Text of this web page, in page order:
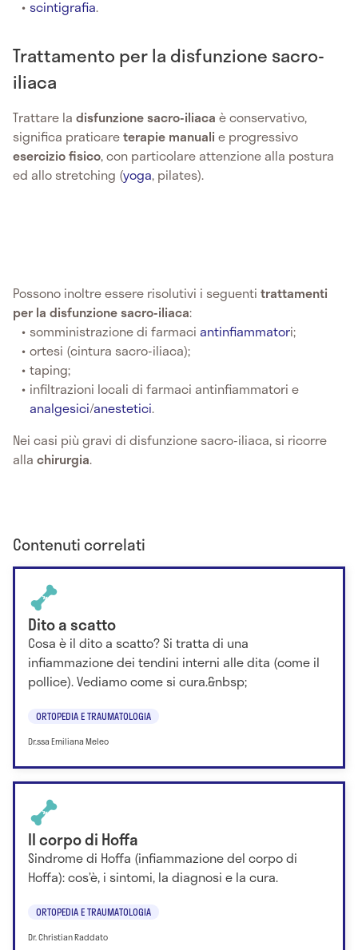
scintigrafia.
Trattamento per la disfunzione sacro-
iliaca
Trattare la disfunzione sacro-iliaca è conservativo,
significa praticareterapie manualie progressivo
esercizio fisico, con particolare attenzione alla postura
ed allo stretching (yoga, pilates).
Possono inoltre essere risolutivi i seguenti trattamenti
per la disfunzione sacro-iliaca:
somministrazione di farmaciantinfiammatori;
ortesi (cintura sacro-iliaca);
taping;
infiltrazioni locali di farmaci antinfiammatori e
analgesici/anestetici.
Nei casi più gravi di disfunzione sacro-iliaca, si ricorre
alla chirurgia.
Contenuti correlati
Dito a scatto
Cosa è il dito a scatto? Si tratta di una
infiammazione dei tendini interni alle dita (come il
pollice). Vediamo come si cura.&nbsp;
ORTOPEDIA E TRAUMATOLOGIA
Dr.ssa Emiliana Meleo
Il corpo di Hoffa
Sindrome di Hoffa (infiammazione del corpo di
Hoffa): cos’è, i sintomi, la diagnosi e la cura.
ORTOPEDIA E TRAUMATOLOGIA
Dr. Christian Raddato